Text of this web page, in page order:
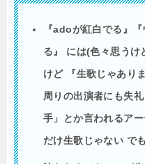
『adoが紅白でる』『
る』 には(色々思うけ
けど 『生歌じゃあり
周りの出演者にも失
手 」とか言われるア
だけ生歌 じゃない で